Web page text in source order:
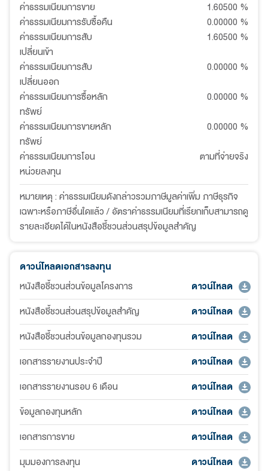
ค่าธรรมเนียมการขาย 1.60500 %
ค่าธรรมเนียมการรับซื้อคืน
0.00000 %
ค่าธรรมเนียมการสับ
เปลี่ยนเข้า
1.60500 %
ค่าธรรมเนียมการสับ
เปลี่ยนออก
0.00000 %
ค่าธรรมเนียมการซื้อหลัก
ทรัพย์
0.00000 %
ค่าธรรมเนียมการขายหลัก
ทรัพย์
0.00000 %
ค่าธรรมเนียมการโอน
หน่วยลงทุน
ตามที่จ่ายจริง
หมายเหตุ : ค่าธรรมเนียมดังกล่าวรวมภาษีมูลค่าเพิ่ม ภาษีธุรกิจ
เฉพาะหรือภาษีอื่นใดแล้ว / อัตราค่าธรรมเนียมที่เรียกเก็บสามารถดู
รายละเอียดได้ในหนังสือชี้ชวนส่วนสรุปข้อมูลสำคัญ
ดาวน์โหลดเอกสารลงทุน
หนังสือชี้ชวนส่วนข้อมูลโครงการ
ดาวน์โหลด
หนังสือชี้ชวนส่วนสรุปข้อมูลสำคัญ
ดาวน์โหลด
หนังสือชี้ชวนส่วนข้อมูลกองทุนรวม
ดาวน์โหลด
เอกสารรายงานประจำปี
ดาวน์โหลด
เอกสารรายงานรอบ 6 เดือน
ดาวน์โหลด
ข้อมูลกองทุนหลัก
ดาวน์โหลด
เอกสารการขาย
ดาวน์โหลด
มุมมองการลงทุน
ดาวน์โหลด